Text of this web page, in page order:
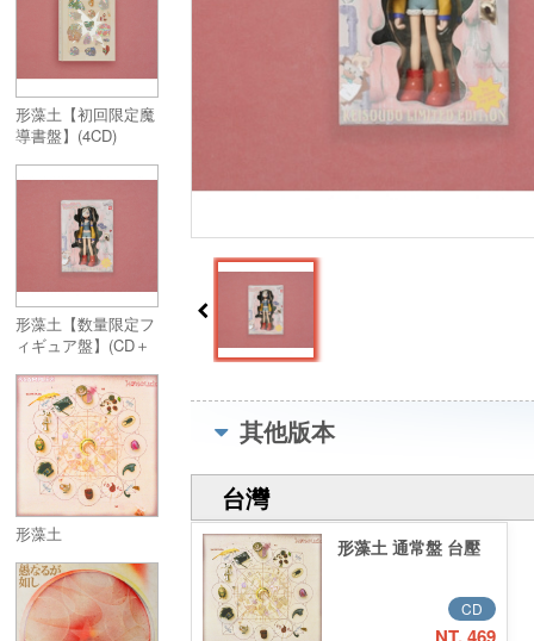
形藻土【初回限定魔
導書盤】(4CD)
形藻土【数量限定フ
ィギュア盤】(CD＋
形藻土
其他版本
台灣
形藻土 通常盤 台壓
CD